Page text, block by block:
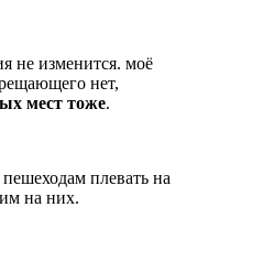
не изменится. моё
нет,
мест тоже.
плевать на
на них.